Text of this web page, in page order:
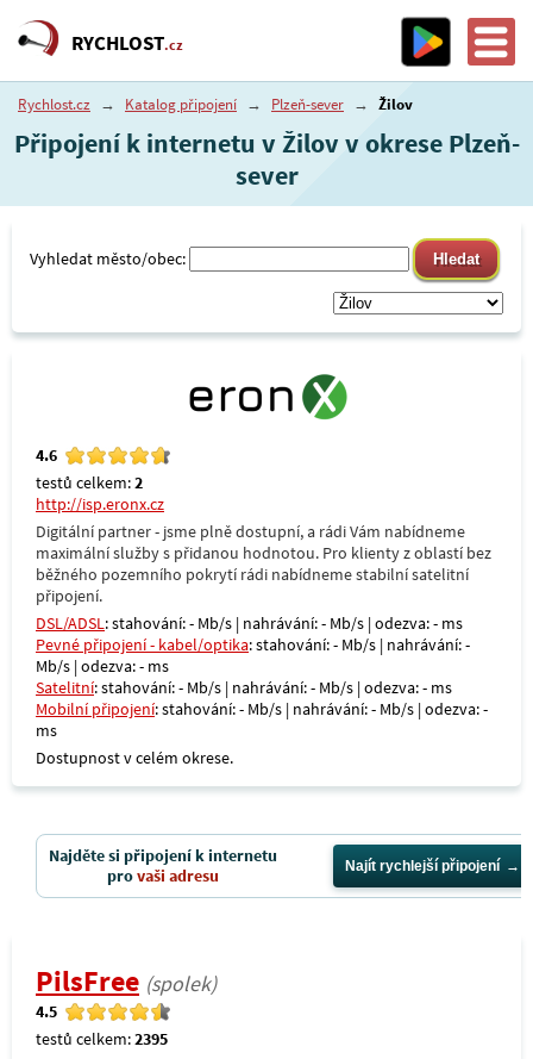
RYCHLOST.cz
Rychlost.cz → Katalog připojení → Plzeň-sever → Žilov
Připojení k internetu v Žilov v okrese Plzeň-
sever
Vyhledat město/obec:
4.6
testů celkem:2
http://isp.eronx.cz
Digitální partner - jsme plně dostupní, a rádi Vám nabídneme
maximální služby s přidanou hodnotou. Pro klienty z oblastí bez
běžného pozemního pokrytí rádi nabídneme stabilní satelitní
připojení.
DSL/ADSL: stahování: - Mb/s | nahrávání: - Mb/s | odezva: - ms
Pevné připojení - kabel/optika: stahování: - Mb/s | nahrávání: -
Mb/s | odezva: - ms
Satelitní: stahování: - Mb/s | nahrávání: - Mb/s | odezva: - ms
Mobilní připojení: stahování: - Mb/s | nahrávání: - Mb/s | odezva: -
ms
Dostupnost v celém okrese.
Najděte si připojení k internetu
provaši adresu Najít rychlejší připojení
PilsFree (spolek)
4.5
testů celkem:2395